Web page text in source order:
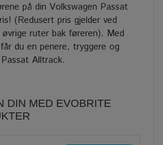
på din Volkswagen Passat
(Redusert pris gjelder ved
ruter bak føreren). Med
du en penere, tryggere og
Alltrack.
DIN MED EVOBRITE